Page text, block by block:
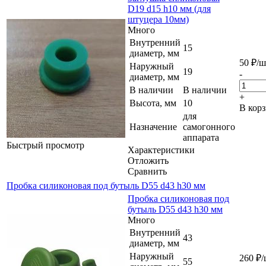
Быстрый просмотр
D19 d15 h10 мм (для
штуцера 10мм)
Много
Внутренний
диаметр, мм
15
Наружный
диаметр, мм
19
В наличии
В наличии
Высота, мм
10
Назначение
для
самогонного
аппарата
Характеристики
Отложить
Сравнить
50 ₽/
-
+
В
Пробка силиконовая под бутыль D55 d43 h30 мм
Пробка силиконовая под
бутыль D55 d43 h30 мм
Много
Внутренний
диаметр, мм
43
Наружный
55 260 ₽/